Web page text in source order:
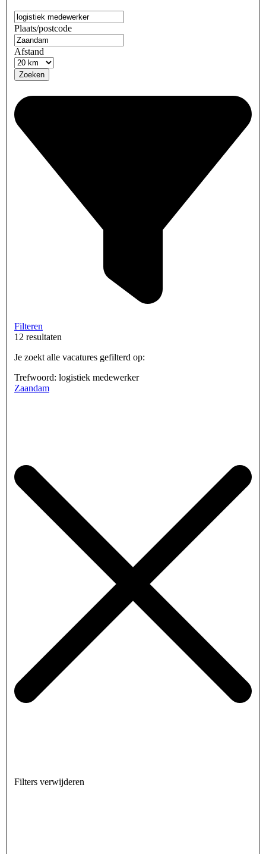
Plaats/postcode
Afstand
Zoeken
Filteren
12 resultaten
Je zoekt alle vacatures gefilterd op:
Trefwoord: logistiek medewerker
Zaandam
Filters verwijderen